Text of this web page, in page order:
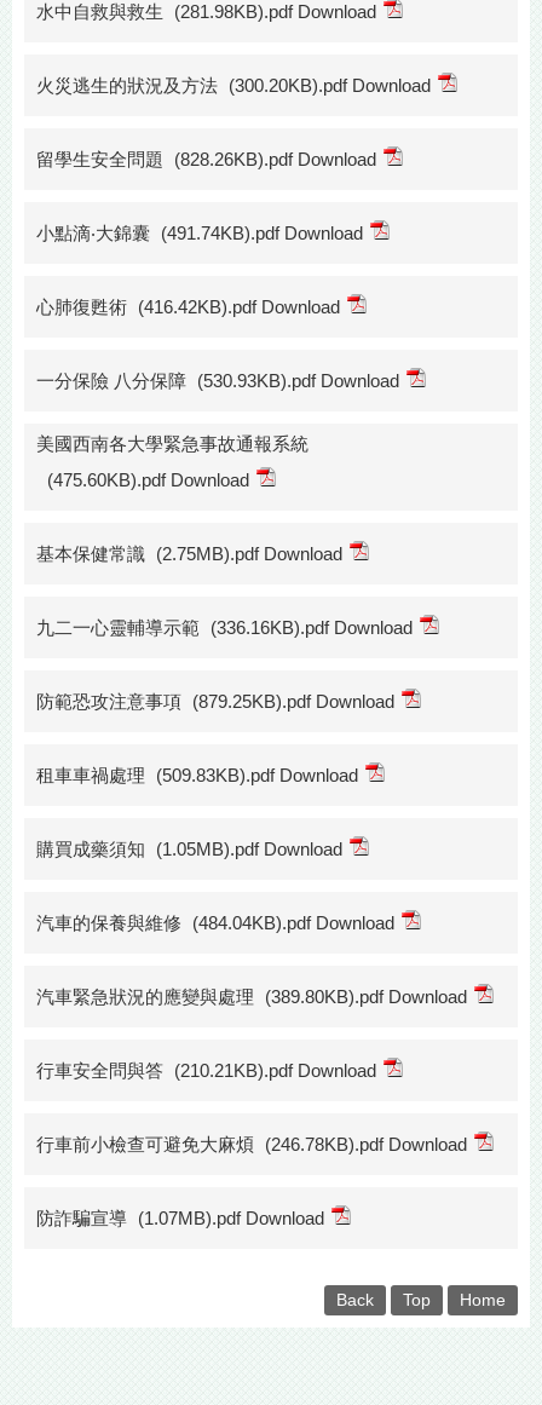
水中自救與救生 (281.98KB).pdf Download
火災逃生的狀況及方法 (300.20KB).pdf Download
留學生安全問題 (828.26KB).pdf Download
小點滴‧大錦囊 (491.74KB).pdf Download
心肺復甦術 (416.42KB).pdf Download
一分保險 八分保障 (530.93KB).pdf Download
美國西南各大學緊急事故通報系統
(475.60KB).pdf Download
基本保健常識 (2.75MB).pdf Download
九二一心靈輔導示範 (336.16KB).pdf Download
防範恐攻注意事項 (879.25KB).pdf Download
租車車禍處理 (509.83KB).pdf Download
購買成藥須知 (1.05MB).pdf Download
汽車的保養與維修 (484.04KB).pdf Download
汽車緊急狀況的應變與處理 (389.80KB).pdf Download
行車安全問與答 (210.21KB).pdf Download
行車前小檢查可避免大麻煩 (246.78KB).pdf Download
防詐騙宣導 (1.07MB).pdf Download
Back Top Home